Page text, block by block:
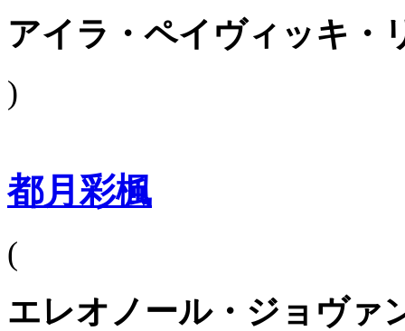
アイラ・ペイヴィッキ・
)
都月彩楓
(
エレオノール・ジョヴァ